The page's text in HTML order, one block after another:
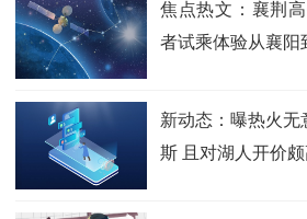
焦点热文：襄荆
者试乘体验从襄阳
新动态：曝热火无
斯 且对湖人开价颇